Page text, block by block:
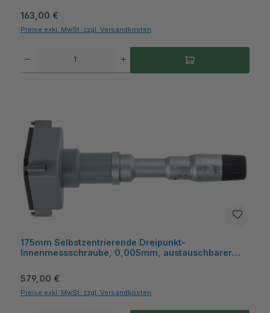
IndustryLine
Regulärer Preis:
163,00 €
Preise exkl. MwSt. zzgl. Versandkosten
175mm Selbstzentrierende Dreipunkt-
Innenmessschraube, 0,005mm, austauschbarer
Regulärer Preis:
579,00 €
Preise exkl. MwSt. zzgl. Versandkosten